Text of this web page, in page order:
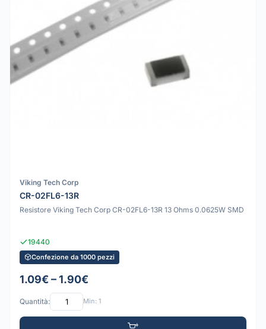
Viking Tech Corp
CR-02FL6-13R
Resistore Viking Tech Corp CR-02FL6-13R 13 Ohms 0.0625W SMD
19440
Confezione da 1000 pezzi
1.09€ – 1.90€
Quantità: Min: 1